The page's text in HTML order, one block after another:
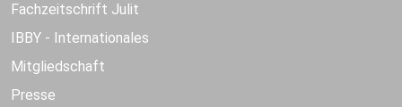
Fachzeitschrift Julit
IBBY - Internationales
Mitgliedschaft
Presse